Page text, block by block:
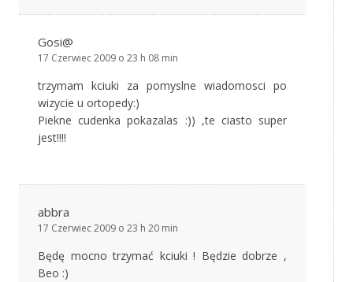
Gosi@
17 Czerwiec 2009 o 23 h 08 min
trzymam kciuki za pomyslne wiadomosci po
wizycie u ortopedy:)
Piekne cudenka pokazalas :)) ,te ciasto super
jest!!!!
abbra
17 Czerwiec 2009 o 23 h 20 min
Będę mocno trzymać kciuki ! Będzie dobrze ,
Beo :)